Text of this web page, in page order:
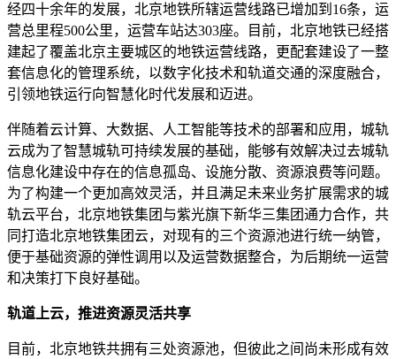
经四十余年的发展，北京地铁所辖运营线路已增加到16条，运
营总里程500公里，运营车站达303座。目前，北京地铁已经搭
建起了覆盖北京主要城区的地铁运营线路，更配套建设了一整
套信息化的管理系统，以数字化技术和轨道交通的深度融合，
引领地铁运行向智慧化时代发展和迈进。
伴随着云计算、大数据、人工智能等技术的部署和应用，城轨
云成为了智慧城轨可持续发展的基础，能够有效解决过去城轨
信息化建设中存在的信息孤岛、设施分散、资源浪费等问题。
为了构建一个更加高效灵活，并且满足未来业务扩展需求的城
轨云平台，北京地铁集团与紫光旗下新华三集团通力合作，共
同打造北京地铁集团云，对现有的三个资源池进行统一纳管，
便于基础资源的弹性调用以及运营数据整合，为后期统一运营
和决策打下良好基础。
轨道上云，推进资源灵活共享
目前，北京地铁共拥有三处资源池，但彼此之间尚未形成有效